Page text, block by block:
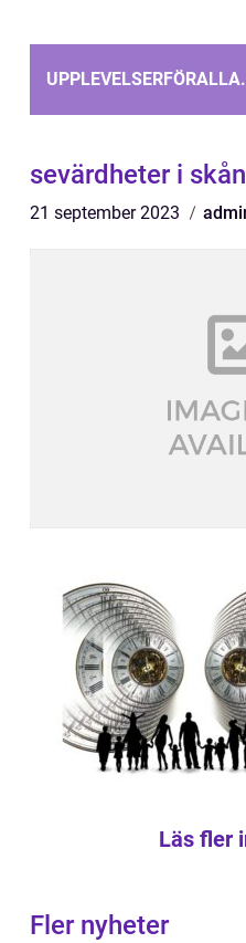
UPPLEVELSERFÖRALLA.
sevärdheter i
21 september 2023
Läs fler
Fler nyheter